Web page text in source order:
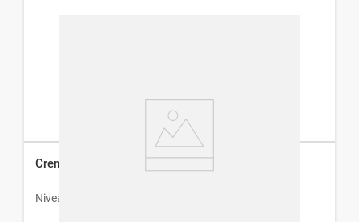
Crema Hidratante Nivea Soft Milk x 400 ml
Nivea